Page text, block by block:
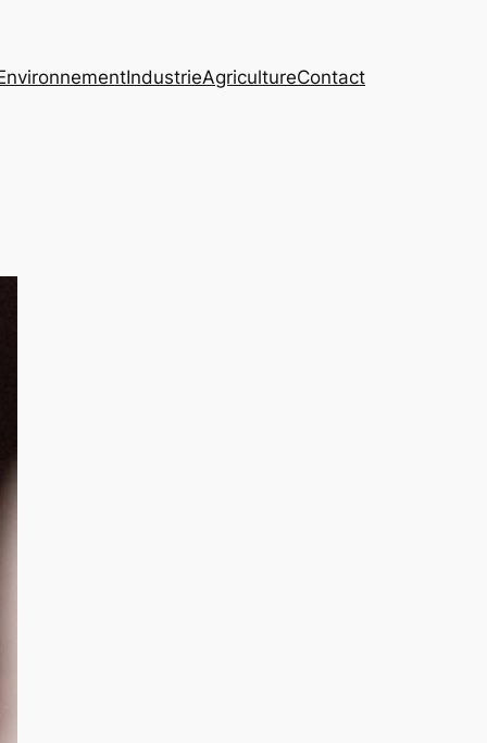
IndustrieAgricultureContact